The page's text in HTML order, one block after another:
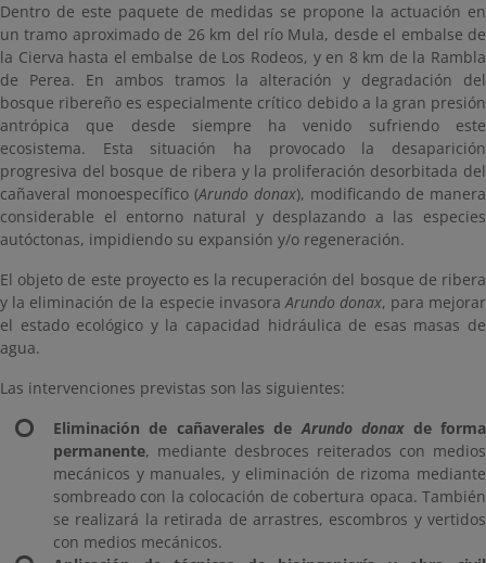
Dentro de este paquete de medidas se propone la actuación en
un tramo aproximado de 26 km del río Mula, desde el embalse de
la Cierva hasta el embalse de Los Rodeos, y en 8 km de la Rambla
de Perea. En ambos tramos la alteración y degradación del
bosque ribereño es especialmente crítico debido a la gran presión
antrópica que desde siempre ha venido sufriendo este
ecosistema. Esta situación ha provocado la desaparición
progresiva del bosque de ribera y la proliferación desorbitada del
cañaveral monoespecífico (Arundo donax), modificando de manera
considerable el entorno natural y desplazando a las especies
autóctonas, impidiendo su expansión y/o regeneración.
El objeto de este proyecto es la recuperación del bosque de ribera
y la eliminación de la especie invasoraArundo donax, para mejorar
el estado ecológico y la capacidad hidráulica de esas masas de
agua.
Las intervenciones previstas son las siguientes:
Eliminación de cañaverales deArundo donaxde forma
permanente, mediante desbroces reiterados con medios
mecánicos y manuales, y eliminación de rizoma mediante
sombreado con la colocación de cobertura opaca. También
se realizará la retirada de arrastres, escombros y vertidos
con medios mecánicos.